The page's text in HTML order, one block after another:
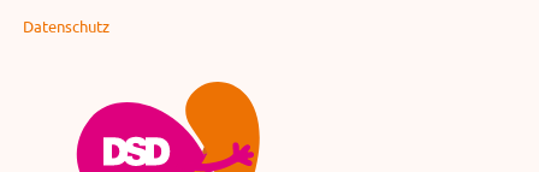
Datenschutz